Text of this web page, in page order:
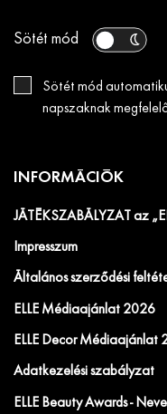
Sötét mód
Sötét mód
napszaknak
INFORMÁCIÓK
JÁTÉKSZABÁLYZAT az
Impresszum
Általános szerződési
ELLE Médiaajánlat 2026
ELLE Decor Médiaajánlat
Adatkezelési szabályzat
ELLE Beauty Awards -